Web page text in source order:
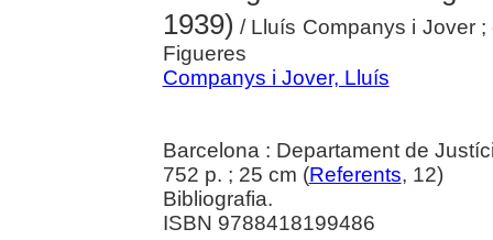
1939) / Lluís Companys i Jover
Figueres
Companys i Jover, Lluís
Barcelona : Departament de
752 p. ; 25 cm (Referents, 12)
Bibliografia.
ISBN 9788418199486